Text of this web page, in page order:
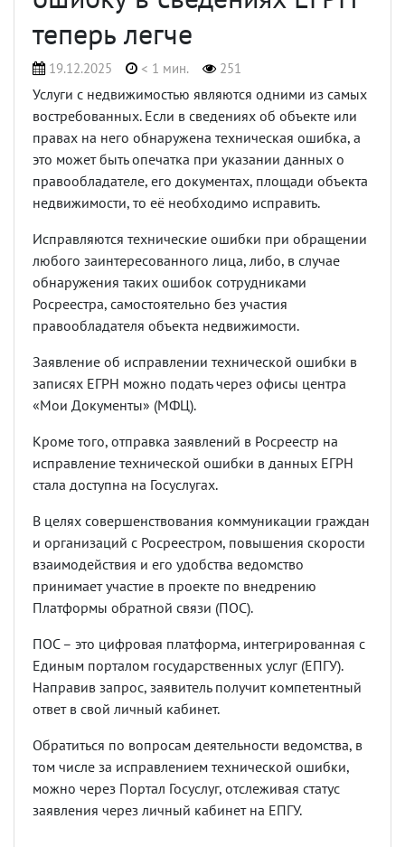
теперь легче
19.12.2025 < 1 мин. 251
Услуги с недвижимостью являются одними из самых
востребованных. Если в сведениях об объекте или
правах на него обнаружена техническая ошибка, а
это может быть опечатка при указании данных о
правообладателе, его документах, площади объекта
недвижимости, то её необходимо исправить.
Исправляются технические ошибки при обращении
любого заинтересованного лица, либо, в случае
обнаружения таких ошибок сотрудниками
Росреестра, самостоятельно без участия
правообладателя объекта недвижимости.
Заявление об исправлении технической ошибки в
записях ЕГРН можно подать через офисы центра
«Мои Документы» (МФЦ).
Кроме того, отправка заявлений в Росреестр на
исправление технической ошибки в данных ЕГРН
стала доступна на Госуслугах.
В целях совершенствования коммуникации граждан
и организаций с Росреестром, повышения скорости
взаимодействия и его удобства ведомство
принимает участие в проекте по внедрению
Платформы обратной связи (ПОС).
ПОС – это цифровая платформа, интегрированная с
Единым порталом государственных услуг (ЕПГУ).
Направив запрос, заявитель получит компетентный
ответ в свой личный кабинет.
Обратиться по вопросам деятельности ведомства, в
том числе за исправлением технической ошибки,
можно через Портал Госуслуг, отслеживая статус
заявления через личный кабинет на ЕПГУ.